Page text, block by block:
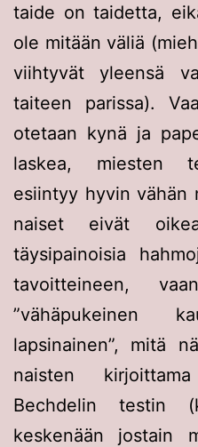
taide on taidetta,
ole mitään väliä
viihtyvät yleensä
taiteen parissa).
otetaan kynä ja
laskea, miesten
esiintyy hyvin vähän
naiset eivät
täysipainoisia
tavoitteineen,
”vähäpukeinen
lapsinainen”, mitä
naisten
Bechdelin testin
keskenään jostain